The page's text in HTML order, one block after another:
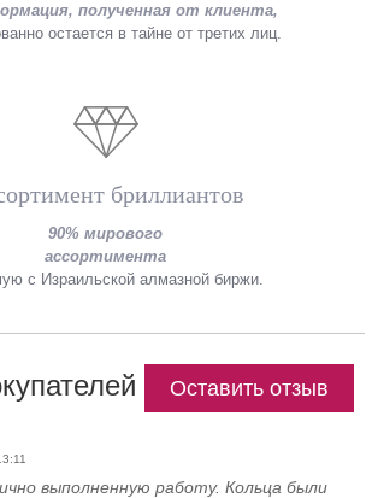
полученная от клиента,
остается в тайне от третих лиц.
бриллиантов
90% мирового
ассортимента
с Израильской алмазной биржи.
Оставить отзыв
выполненную работу. Кольца были